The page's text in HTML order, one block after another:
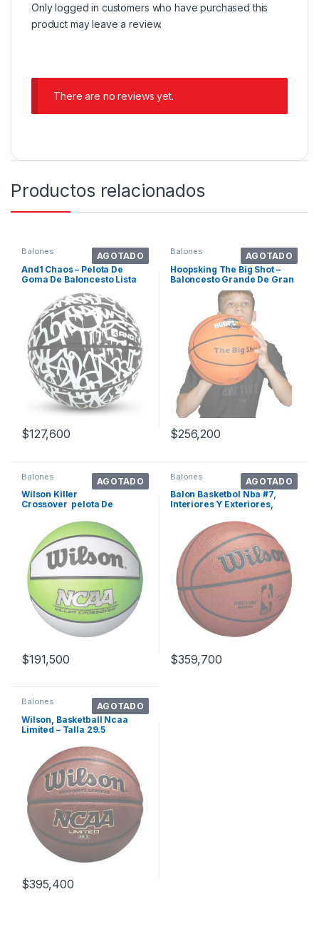
Only logged in customers who have purchased this
product may leave a review.
There are no reviews yet.
Productos relacionados
AGOTADO
Balones
And1 Chaos – Pelota De
Goma De Baloncesto Lista
$127,600
AGOTADO
Balones
Hoopsking The Big Shot –
Baloncesto Grande De Gran
Tamaño . Color Marrón
$256,200
AGOTADO
Balones
Wilson Killer
Crossover pelota De
Lime/white
$191,500
AGOTADO
Balones
Balon Basketbol Nba #7,
Interiores Y Exteriores,
$359,700
AGOTADO
Balones
Wilson, Basketball Ncaa
Limited – Talla 29.5
$395,400